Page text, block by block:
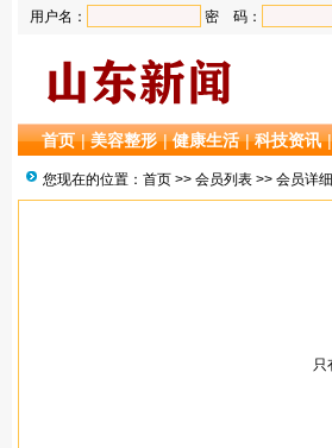
用户名： 密 码：
首页 |美容整形 |健康生活 |科技资讯
您现在的位置： 首页 >> 会员列表 >> 会员详
只